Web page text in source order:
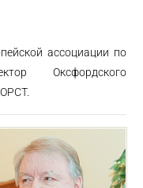
ассоциации по
Оксфордского